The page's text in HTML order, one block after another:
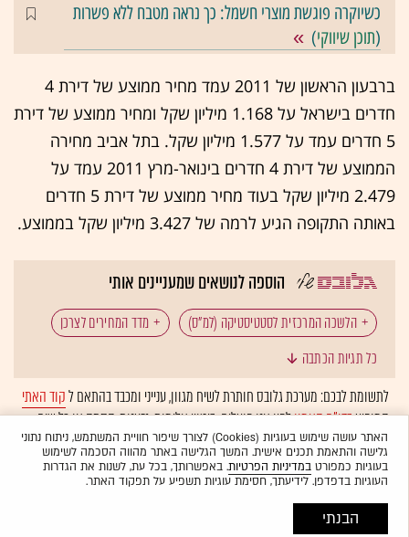
כשיוקרה פוגשת מוצרי חשמל: כך נראה מטבח ללא פשרות
(תוכן שיווקי)
ברבעון הראשון של 2011 עמד מחיר ממוצע של דירת 4
חדרים בישראל על 1.168 מיליון שקל ומחיר ממוצע של דירת
5 חדרים עמד על 1.577 מיליון שקל. בתל אביב מחירה
הממוצע של דירת 4 חדרים בינואר-מרץ 2011 עמד על
2.479 מיליון שקל בעוד מחיר ממוצע של דירת 5 חדרים
באותה התקופה הגיע לרמה של 3.427 מיליון שקל בממוצע.
הוספה לנושאים שמעניינים אותי
הלשכה המרכזית לסטטיסטיקה (למ"ס) מדד המחירים לצרכן
מחירי הדירות
כל תגיות הכתבה
לתשומת לבכם: מערכת גלובס חותרת לשיח מגוון, ענייני ומכבד בהתאם לקוד האתי
המופיעבדו"ח האמוןלפיו אנו פועלים. ביטויי אלימות, גזענות, הסתה או כל שיח
בלתי הולם אחר מסוננים בצורהאוטומטיתולא יפורסמו באתר.
האתר עושה שימוש בעוגיות (Cookies) לצורך שיפור חוויית המשתמש, ניתוח נתוני
גלישה והתאמת תכנים אישית. המשך הגלישה באתר מהווה הסכמה לשימוש
בעוגיות כמפורטבמדיניות הפרטיות. באפשרותך, בכל עת, לשנות את הגדרות
העוגיות בדפדפן. לידיעתך, חסימת עוגיות תשפיע על תפקוד האתר.
הבנתי